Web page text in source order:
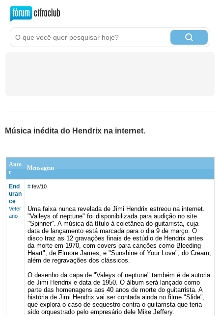
Música inédita do Hendrix na internet.
Auto
r
Mensagem
End
uran
ce
Veter
ano
# fev/10
Uma faixa nunca revelada de Jimi Hendrix estreou na internet.
"Valleys of neptune" foi disponibilizada para audição no site
"Spinner". A música dá título à coletânea do guitarrista, cuja
data de lançamento está marcada para o dia 9 de março. O
disco traz as 12 gravações finais de estúdio de Hendrix antes
da morte em 1970, com covers para canções como Bleeding
Heart", de Elmore James, e "Sunshine of Your Love", do Cream;
além de regravações dos clássicos.
O desenho da capa de "Valeys of neptune" também é de autoria
de Jimi Hendrix e data de 1950. O álbum será lançado como
parte das homenagens aos 40 anos de morte do guitarrista. A
história de Jimi Hendrix vai ser contada ainda no filme "Slide",
que explora o caso de sequestro contra o guitarrista que teria
sido orquestrado pelo empresário dele Mike Jeffery.